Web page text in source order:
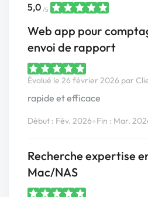
5,0 /5
Web app pour
envoi de rapport
Évalué le 26 février 2026 par
rapide et efficace
Début : Fév. 2026•Fin : Mar.
Recherche expertise
Mac/NAS